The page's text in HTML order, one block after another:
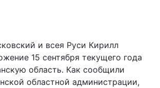
и всея Руси Кирилл
15 сентября текущего года
область. Как сообщили
областной администрации,